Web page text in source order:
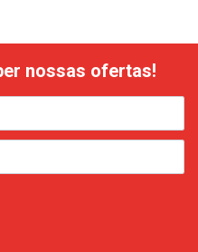
nossas ofertas!